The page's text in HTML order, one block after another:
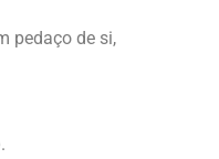
pedaço de si,
.